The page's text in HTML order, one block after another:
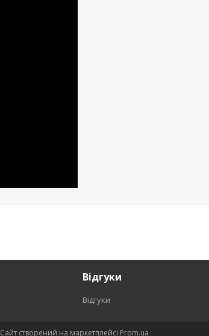
Відгуки
Відгуки
Сайт створений на маркетплейсі Prom.ua